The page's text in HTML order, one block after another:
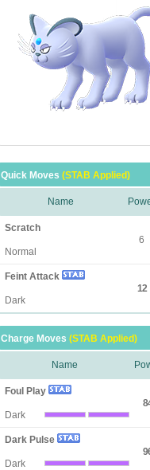
Quick Moves (STAB Applied)
Name
Scratch
Normal
6
Feint Attack
Dark
12
Charge Moves (STAB Applied)
Name
Foul Play
Dark
Dark Pulse
Dark